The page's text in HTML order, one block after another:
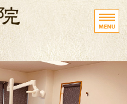
平松歯科医院